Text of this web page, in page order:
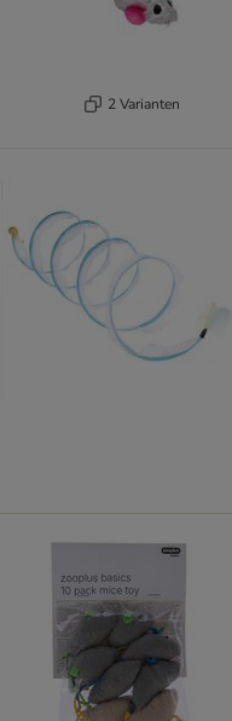
2 Varianten